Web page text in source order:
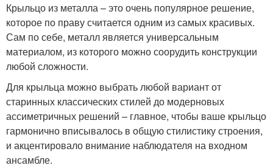
Крыльцо из металла – это очень популярное решение,
которое по праву считается одним из самых красивых.
Сам по себе, металл является универсальным
материалом, из которого можно соорудить конструкции
любой сложности.
Для крыльца можно выбрать любой вариант от
старинных классических стилей до модерновых
ассиметричных решений – главное, чтобы ваше крыльцо
гармонично вписывалось в общую стилистику строения,
и акцентировало внимание наблюдателя на входном
ансамбле.